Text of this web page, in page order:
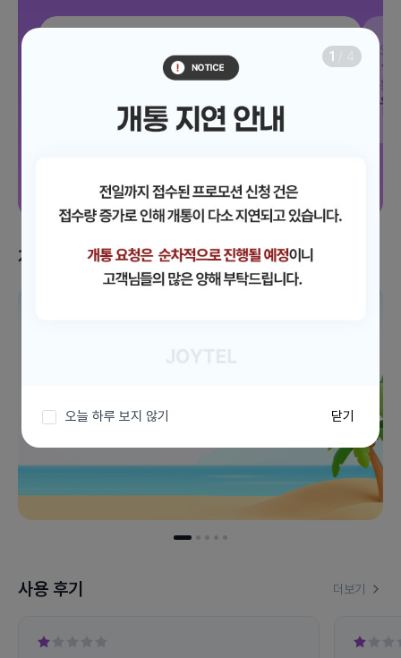
JOY 500분 30GB
문자 100건
월 12,100원/ 평생할인
통
사용 후기 더보기
지금 받을 수 있는 혜택 이벤트 더보기
오늘 하루 보지 않기 닫기
1